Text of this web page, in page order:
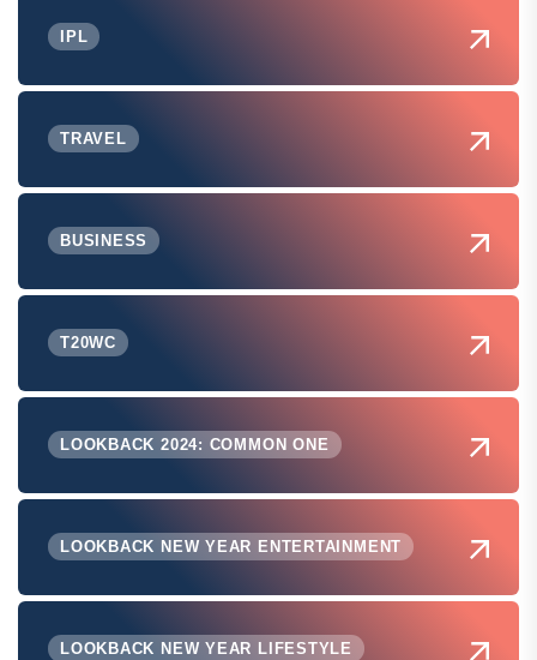
IPL
TRAVEL
BUSINESS
T20WC
LOOKBACK 2024: COMMON ONE
LOOKBACK NEW YEAR ENTERTAINMENT
LOOKBACK NEW YEAR LIFESTYLE